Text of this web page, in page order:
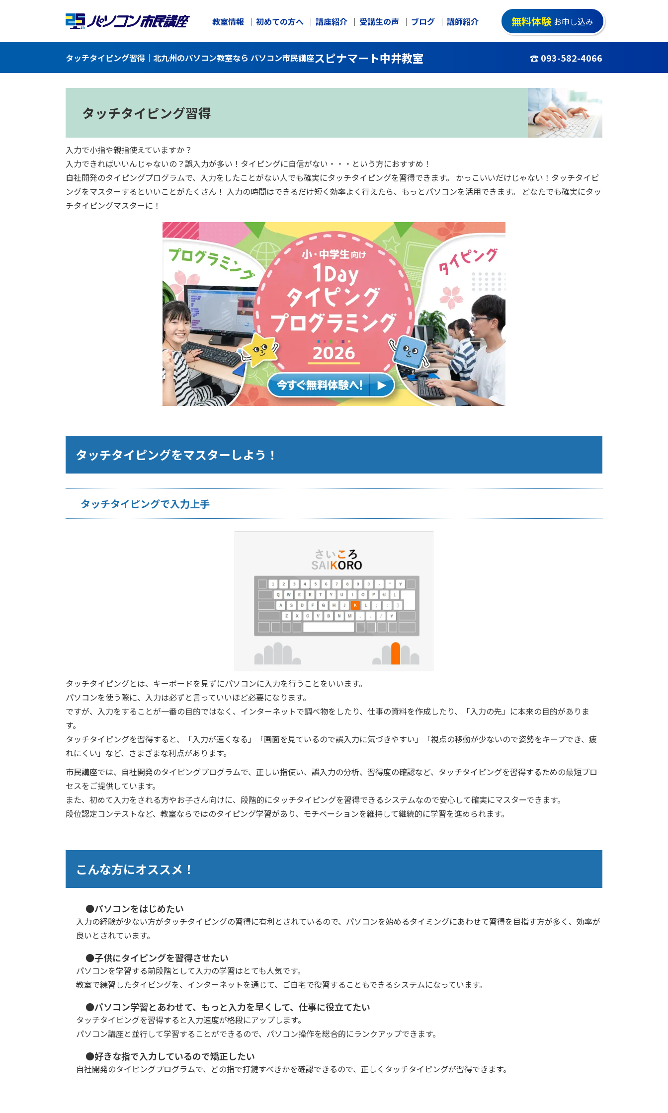
教室情報 初めての方へ 講座紹介 受講生の声 ブログ 講師紹介 無料体験 お申し込み
タッチタイピング習得｜北九州のパソコン教室なら パソコン市民講座スピナマート中井教室 ☎ 093-582-4066
タッチタイピング習得
入力で小指や親指使えていますか？
入力できればいいんじゃないの？誤入力が多い！タイピングに自信がない・・・という方におすすめ！
自社開発のタイピングプログラムで、入力をしたことがない人でも確実にタッチタイピングを習得できます。 かっこいいだけじゃない！タッチタイピ
ングをマスターするといいことがたくさん！ 入力の時間はできるだけ短く効率よく行えたら、もっとパソコンを活用できます。 どなたでも確実にタッ
チタイピングマスターに！
タッチタイピングをマスターしよう！
タッチタイピングで入力上手
タッチタイピングとは、キーボードを見ずにパソコンに入力を行うことをいいます。
パソコンを使う際に、入力は必ずと言っていいほど必要になります。
ですが、入力をすることが一番の目的ではなく、インターネットで調べ物をしたり、仕事の資料を作成したり、「入力の先」に本来の目的がありま
す。
タッチタイピングを習得すると、「入力が速くなる」「画面を見ているので誤入力に気づきやすい」「視点の移動が少ないので姿勢をキープでき、疲
れにくい」など、さまざまな利点があります。
市民講座では、自社開発のタイピングプログラムで、正しい指使い、誤入力の分析、習得度の確認など、タッチタイピングを習得するための最短プロ
セスをご提供しています。
また、初めて入力をされる方やお子さん向けに、段階的にタッチタイピングを習得できるシステムなので安心して確実にマスターできます。
段位認定コンテストなど、教室ならではのタイピング学習があり、モチベーションを維持して継続的に学習を進められます。
こんな方にオススメ！
●パソコンをはじめたい
入力の経験が少ない方がタッチタイピングの習得に有利とされているので、パソコンを始めるタイミングにあわせて習得を目指す方が多く、効率が
良いとされています。
●子供にタイピングを習得させたい
パソコンを学習する前段階として入力の学習はとても人気です。
教室で練習したタイピングを、インターネットを通じて、ご自宅で復習することもできるシステムになっています。
●パソコン学習とあわせて、もっと入力を早くして、仕事に役立てたい
タッチタイピングを習得すると入力速度が格段にアップします。
パソコン講座と並行して学習することができるので、パソコン操作を総合的にランクアップできます。
●好きな指で入力しているので矯正したい
自社開発のタイピングプログラムで、どの指で打鍵すべきかを確認できるので、正しくタッチタイピングが習得できます。